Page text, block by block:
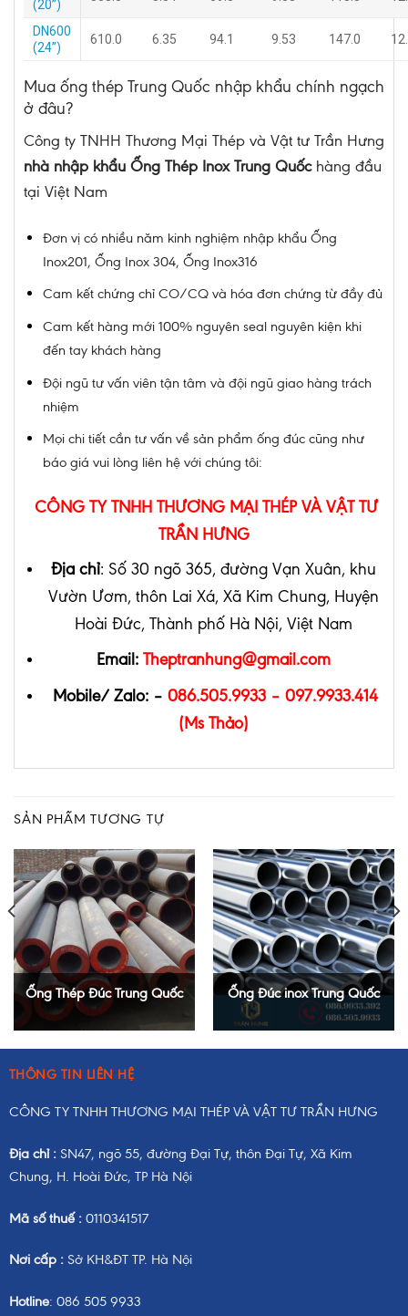
(20”)
DN600
(24”)
610.0 6.35 94.1 9.53 147.0
Mua ống thép Trung Quốc nhập khẩu chính ngạch
ở đâu?
Công ty TNHH Thương Mại Thép và Vật tư Trần Hưng
nhà nhập khẩu Ống Thép Inox Trung Quốchàng đầu
tại Việt Nam
Đơn vị có nhiều năm kinh nghiệm nhập khẩu Ống
Inox201, Ống Inox 304, Ống Inox316
Cam kết chứng chỉ CO/CQ và hóa đơn chứng từ đầy đủ
Cam kết hàng mới 100% nguyên seal nguyên kiện khi
đến tay khách hàng
Đội ngũ tư vấn viên tận tâm và đội ngũ giao hàng trách
nhiệm
Mọi chi tiết cần tư vấn về sản phẩm ống đúc cũng như
báo giá vui lòng liên hệ với chúng tôi:
CÔNG TY TNHH THƯƠNG MẠI THÉP VÀ VẬT TƯ
TRẦN HƯNG
Địa chỉ: Số 30 ngõ 365, đường Vạn Xuân, khu
Vườn Ươm, thôn Lai Xá, Xã Kim Chung, Huyện
Hoài Đức, Thành phố Hà Nội, Việt Nam
Email: Theptranhung@gmail.com
Mobile/ Zalo: –086.505.9933 – 097.9933.414
(Ms Thảo)
SẢN PHẨM TƯƠNG TỰ
Ống Thép Đúc Trung Quốc Ống Đúc inox Trung Quốc
THÔNG TIN LIÊN HỆ
CÔNG TY TNHH THƯƠNG MẠI THÉP VÀ VẬT TƯ TRẦN HƯNG
Địa chỉ :SN47, ngõ 55, đường Đại Tự, thôn Đại Tự, Xã Kim
Chung, H. Hoài Đức, TP Hà Nội
Mã số thuế : 0110341517
Nơi cấp :Sở KH&ĐT TP. Hà Nội
Hotline: 086 505 9933